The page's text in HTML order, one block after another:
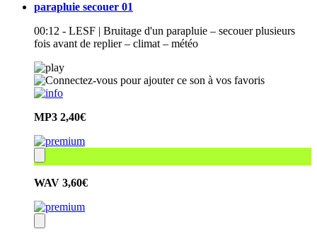
parapluie secouer 01
00:12 - LESF | Bruitage d'un parapluie – secouer plusieurs
fois avant de replier – climat – météo
MP3 2,40€
WAV 3,60€